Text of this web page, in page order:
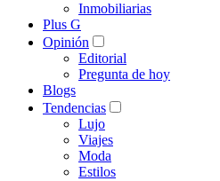
Inmobiliarias
Plus G
Opinión
Editorial
Pregunta de hoy
Blogs
Tendencias
Lujo
Viajes
Moda
Estilos